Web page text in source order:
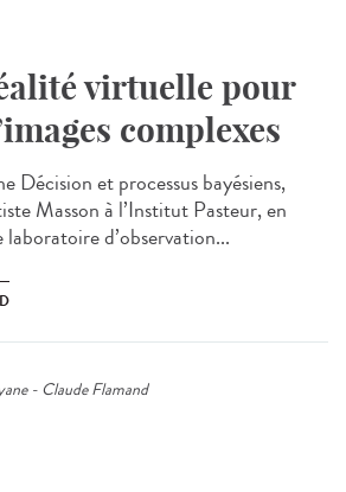
virtuelle pour
complexes
Décision et processus bayésiens,
Masson à l’Institut Pasteur, en
d’observation...